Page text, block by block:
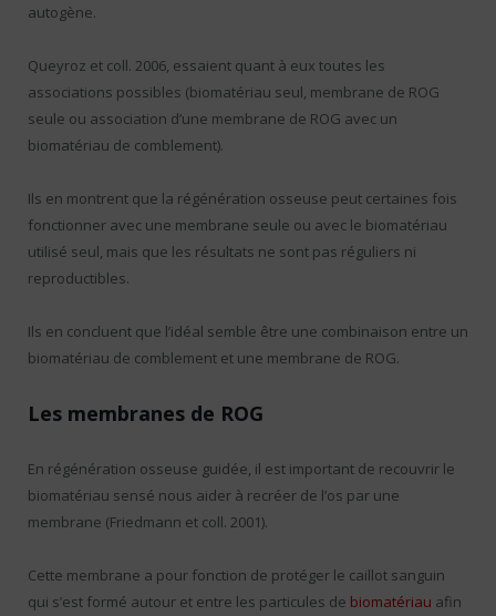
autogène.
Queyroz et coll. 2006, essaient quant à eux toutes les
associations possibles (biomatériau seul, membrane de ROG
seule ou association d’une membrane de ROG avec un
biomatériau de comblement).
Ils en montrent que la régénération osseuse peut certaines fois
fonctionner avec une membrane seule ou avec le biomatériau
utilisé seul, mais que les résultats ne sont pas réguliers ni
reproductibles.
Ils en concluent que l’idéal semble être une combinaison entre un
biomatériau de comblement et une membrane de ROG.
Les membranes de ROG
En régénération osseuse guidée, il est important de recouvrir le
biomatériau sensé nous aider à recréer de l’os par une
membrane (Friedmann et coll. 2001).
Cette membrane a pour fonction de protéger le caillot sanguin
qui s’est formé autour et entre les particules de biomatériau afin